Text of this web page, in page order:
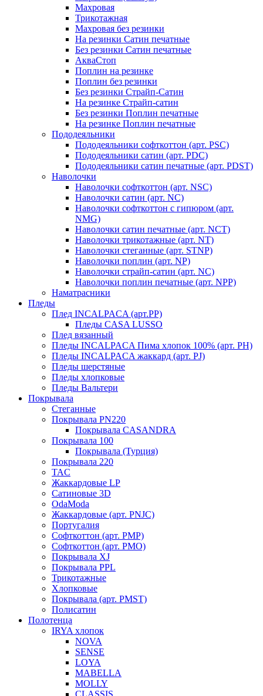
Махровая
Трикотажная
Махровая без резинки
На резинки Сатин печатные
Без резинки Сатин печатные
АкваСтоп
Поплин на резинке
Поплин без резинки
Без резинки Страйп-Сатин
На резинке Страйп-сатин
Без резинки Поплин печатные
На резинке Поплин печатные
Пододеяльники
Пододеяльники софткоттон (арт. PSC)
Пододеяльники сатин (арт. PDC)
Пододеяльники сатин печатные (арт. PDST)
Наволочки
Наволочки софткоттон (арт. NSC)
Наволочки сатин (арт. NC)
Наволочки софткоттон с гипюром (арт.
NMG)
Наволочки сатин печатные (арт. NCT)
Наволочки трикотажные (арт. NT)
Наволочки стеганные (арт. STNP)
Наволочки поплин (арт. NP)
Наволочки страйп-сатин (арт. NC)
Наволочки поплин печатные (арт. NPP)
Наматрасники
Пледы
Плед INCALPACA (арт.PP)
Пледы CASA LUSSO
Плед вязанный
Пледы INCALPACA Пима хлопок 100% (арт. PH)
Пледы INCALPACA жаккард (арт. PJ)
Пледы шерстяные
Пледы хлопковые
Пледы Вальтери
Покрывала
Стеганные
Покрывала PN220
Покрывала CASANDRA
Покрывала 100
Покрывала (Турция)
Покрывала 220
TAC
Жаккардовые LP
Сатиновые 3D
OdaModa
Жаккардовые (арт. PNJC)
Португалия
Софткоттон (арт. PMP)
Софткоттон (арт. PMO)
Покрывала XJ
Покрывала PPL
Трикотажные
Хлопковые
Покрывала (арт. PMST)
Полисатин
Полотенца
IRYA хлопок
NOVA
SENSE
LOYA
MABELLA
MOLLY
CLASSIS